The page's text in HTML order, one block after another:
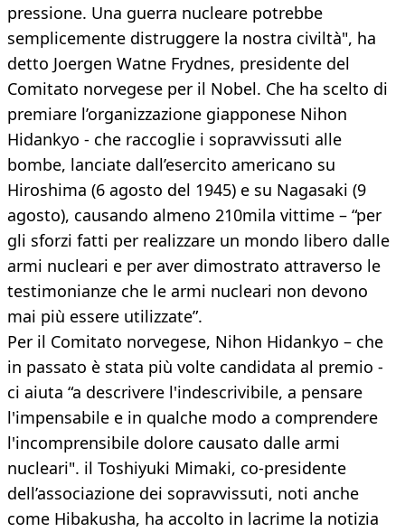
pressione. Una guerra nucleare potrebbe
semplicemente distruggere la nostra civiltà", ha
detto Joergen Watne Frydnes, presidente del
Comitato norvegese per il Nobel. Che ha scelto di
premiare l’organizzazione giapponese Nihon
Hidankyo - che raccoglie i sopravvissuti alle
bombe, lanciate dall’esercito americano su
Hiroshima (6 agosto del 1945) e su Nagasaki (9
agosto), causando almeno 210mila vittime – “per
gli sforzi fatti per realizzare un mondo libero dalle
armi nucleari e per aver dimostrato attraverso le
testimonianze che le armi nucleari non devono
mai più essere utilizzate”.
Per il Comitato norvegese, Nihon Hidankyo – che
in passato è stata più volte candidata al premio -
ci aiuta “a descrivere l'indescrivibile, a pensare
l'impensabile e in qualche modo a comprendere
l'incomprensibile dolore causato dalle armi
nucleari". il Toshiyuki Mimaki, co-presidente
dell’associazione dei sopravvissuti, noti anche
come Hibakusha, ha accolto in lacrime la notizia